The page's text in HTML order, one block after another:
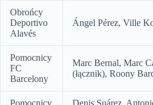
Obrońcy
Deportivo
Alavés
Ángel Pérez, Ville
Pomocnicy
FC
Barcelony
Marc Bernal, Marc
(łącznik), Roony
Pomocnicy
Denis Suárez,